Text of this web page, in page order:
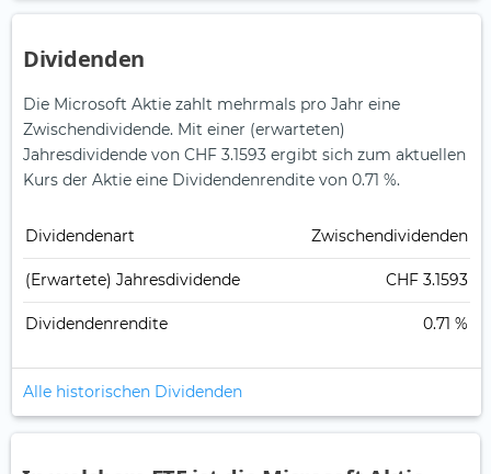
Dividenden
Die Microsoft Aktie zahlt mehrmals pro Jahr eine
Zwischendividende. Mit einer (erwarteten)
Jahresdividende von CHF 3.1593 ergibt sich zum aktuellen
Kurs der Aktie eine Dividendenrendite von 0.71 %.
Dividendenart Zwischendividenden
(Erwartete) Jahresdividende CHF 3.1593
Dividendenrendite 0.71 %
Alle historischen Dividenden